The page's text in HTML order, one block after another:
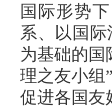
国际形势
系、以国
为基础的国
理之友小组
促进各国友